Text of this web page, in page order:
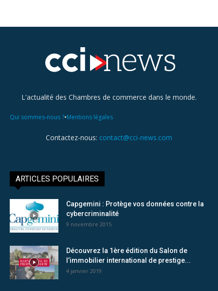
L'actualité des Chambres de commerce dans le monde.
Qui sommes-nous ?•Mentions légales
Contactez-nous: contact@cci-news.com
ARTICLES POPULAIRES
Capgemini : Protège vos données contre la
cybercriminalité
9 novembre 2015
Découvrez la 1ère édition du Salon de
l’immobilier international de prestige...
4 janvier 2019